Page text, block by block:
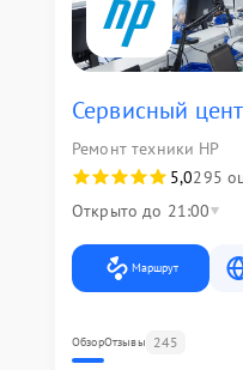
Сервисный
Ремонт техники HP
5,0295
Открыто до 21:00
Маршрут
ОбзорОтзывы 245